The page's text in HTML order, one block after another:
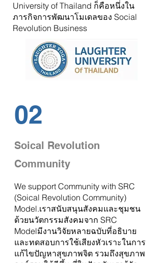
University of Thailand ก็คือหนึ่งใน
ภารกิจการพัฒนาโมเดลของ Social
Revolution Business
02
Soical Revolution
Community
We support Community with SRC
(Soical Revolution Community)
Model.เราสนับสนุนสังคมและชุมชน
ด้วยนวัตกรรมสังคมจาก SRC
Modelมีงานวิจัยหลายฉบับที่อธิบาย
และทดสอบการใช้เสียงหัวเราะในการ
แก้ไขปัญหาสุขภาพจิต รวมถึงสุขภาพ